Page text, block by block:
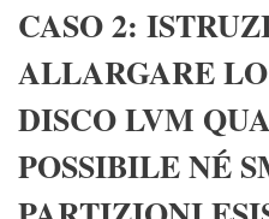
CASO 2:
ALLARGARE
DISCO LVM
POSSIBILE NÉ